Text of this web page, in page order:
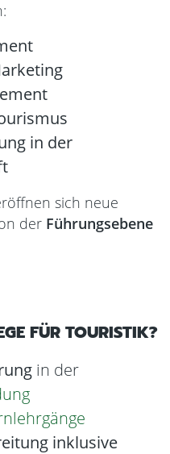
in der
sich neue
der Führungsebene
FÜR TOURISTIK?
in der
inklusive